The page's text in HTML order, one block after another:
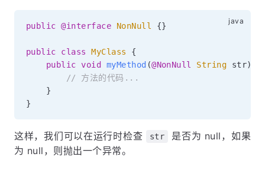
public @interface NonNull {}
public class MyClass
{
public void myMethod (@NonNull String str)
// 方法的代码...
}
}
这样，我们可以在运行时检查 str
是否为 null，如果
为 null，则抛出一个异常。